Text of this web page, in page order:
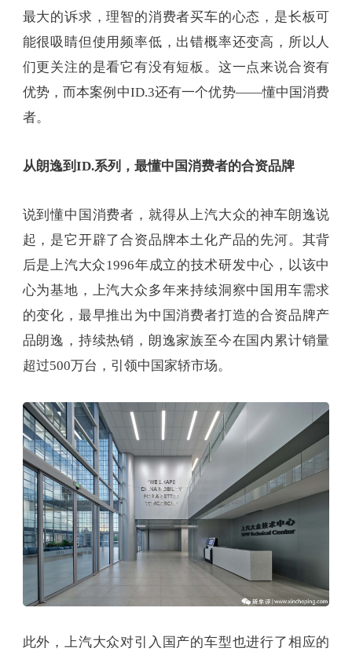
最大的诉求，理智的消费者买车的心态，是长板可
能很吸睛但使用频率低，出错概率还变高，所以人
们更关注的是看它有没有短板。这一点来说合资有
优势，而本案例中ID.3还有一个优势——懂中国消费
者。
从朗逸到ID.系列，最懂中国消费者的合资品牌
说到懂中国消费者，就得从上汽大众的神车朗逸说
起，是它开辟了合资品牌本土化产品的先河。其背
后是上汽大众1996年成立的技术研发中心，以该中
心为基地，上汽大众多年来持续洞察中国用车需求
的变化，最早推出为中国消费者打造的合资品牌产
品朗逸，持续热销，朗逸家族至今在国内累计销量
超过500万台，引领中国家轿市场。
此外，上汽大众对引入国产的车型也进行了相应的